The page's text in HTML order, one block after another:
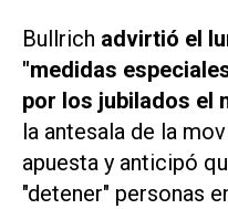
Bullrich advirtió el
"medidas
por los jubilados el
la antesala de la
apuesta y anticipó
"detener" personas